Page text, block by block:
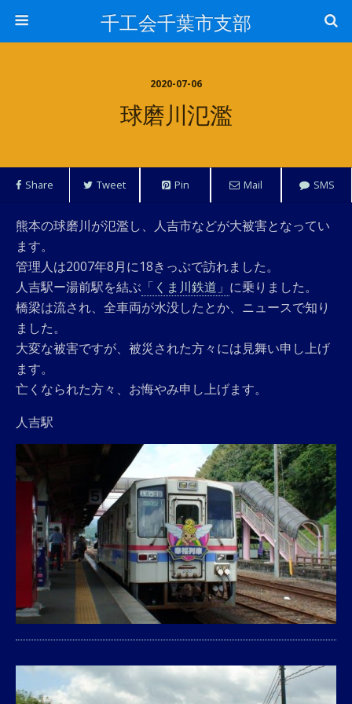
千工会千葉市支部
2020-07-06
球磨川氾濫
Share Tweet Pin Mail SMS
熊本の球磨川が氾濫し、人吉市などが大被害となってい
ます。
管理人は2007年8月に18きっぷで訪れました。
人吉駅ー湯前駅を結ぶ 「くま川鉄道」 に乗りました。
橋梁は流され、全車両が水没したとか、ニュースで知り
ました。
大変な被害ですが、被災された方々には見舞い申し上げ
ます。
亡くなられた方々、お悔やみ申し上げます。
人吉駅